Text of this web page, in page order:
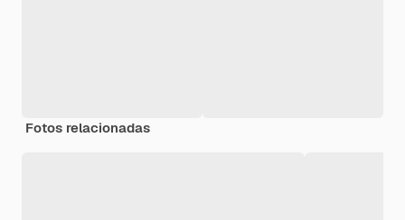
Fotos relacionadas